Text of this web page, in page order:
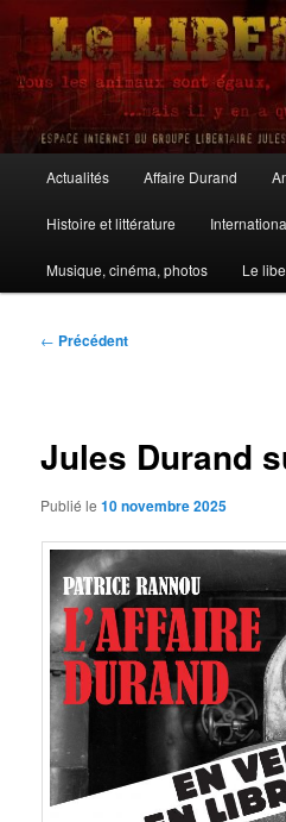
Aller
contenu
principalLe Libertaire
principal
Actualités Affaire Durand
Histoire et littérature
Musique, cinéma, photos Le
Navigation
← Précédent
Jules Durand
Publié le10 novembre 2025